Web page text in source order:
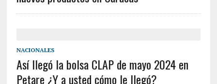
NACIONALES
Así llegó la bolsa CLAP de mayo 2024 en
Petare ¿Y a usted cómo le llegó?